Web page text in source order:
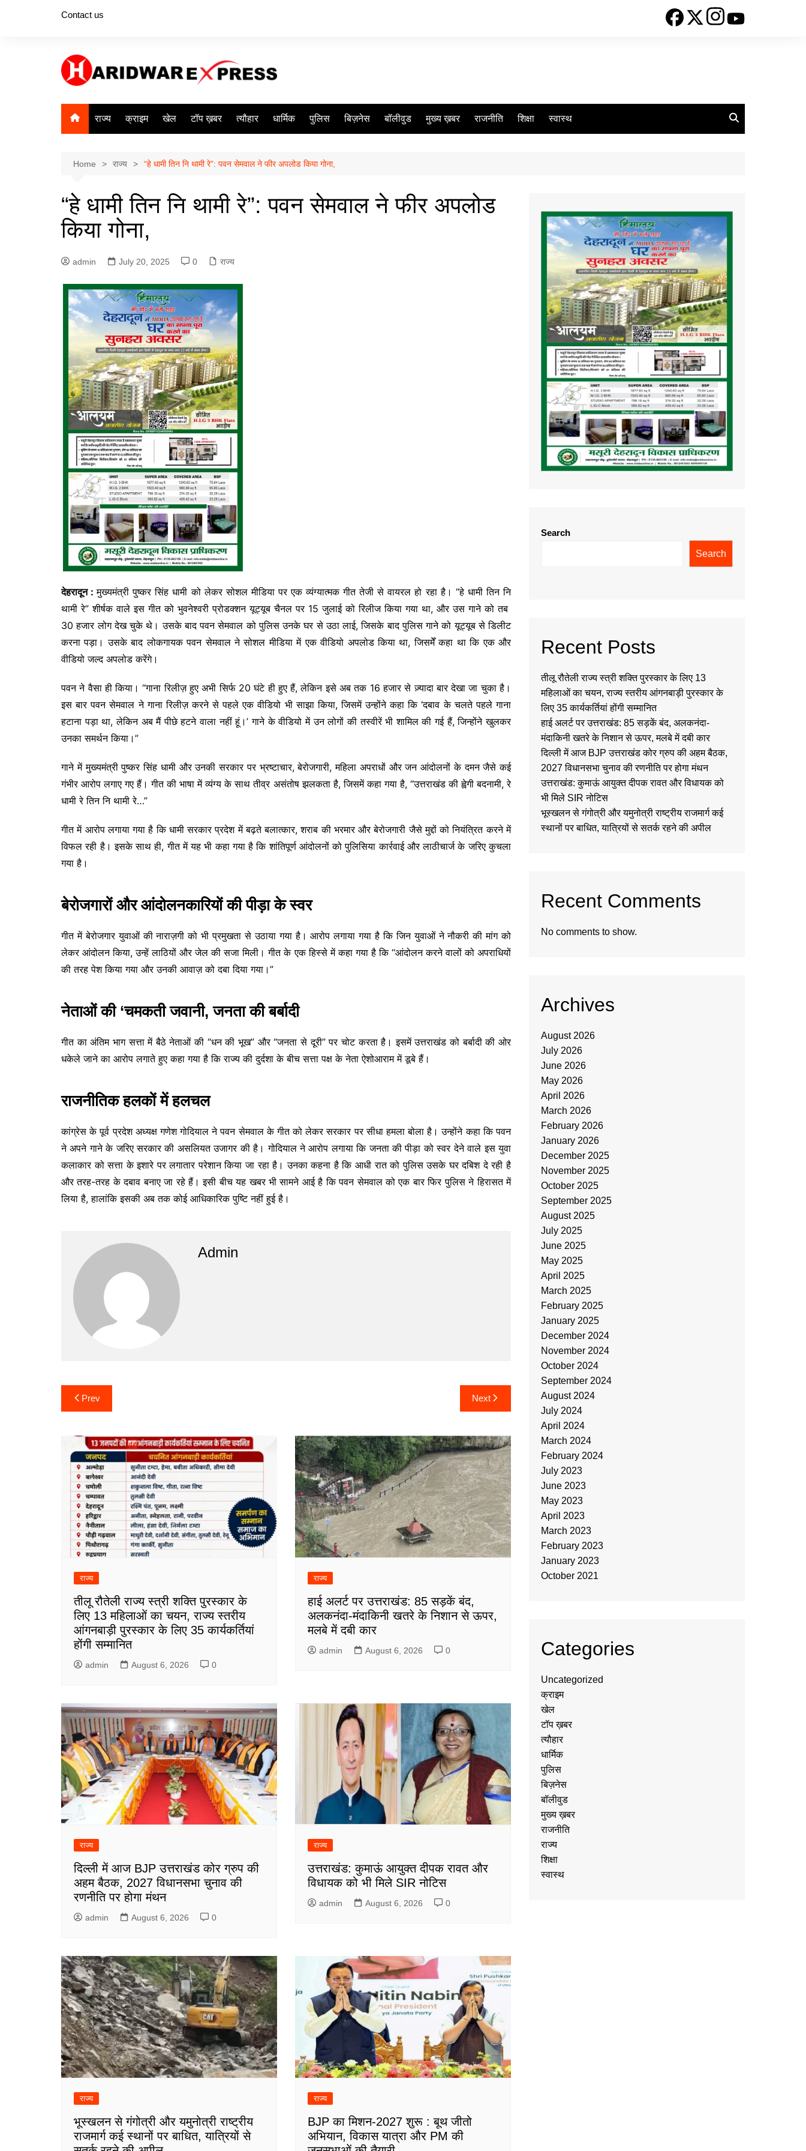
Contact us
राज्य क्राइम खेल टॉप ख़बर त्यौहार धार्मिक पुलिस बिज़नेस बॉलीवुड मुख्य ख़बर राजनीति शिक्षा स्वास्थ
Home राज्य “हे धामी तिन नि थामी रे”: पवन सेमवाल ने फीर अपलोड किया गोना,
“हे धामी तिन नि थामी रे”: पवन सेमवाल ने फीर अपलोड
किया गोना,
admin July 20, 2025 0 राज्य
देहरादून :मुख्यमंत्री पुष्कर सिंह धामी को लेकर सोशल मीडिया पर एक व्यंग्यात्मक गीत तेजी से वायरल हो रहा है। “हे धामी तिन नि
थामी रे” शीर्षक वाले इस गीत को भुवनेश्वरी प्रोडक्शन यूट्यूब चैनल पर 15 जुलाई को रिलीज किया गया था, और उस गाने को तब
30 हजार लोग देख चुके थे। उसके बाद पवन सेमवाल को पुलिस उनके घर से उठा लाई, जिसके बाद पुलिस गाने को यूट्यूब से डिलीट
करना पड़ा। उसके बाद लोकगायक पवन सेमवाल ने सोशल मीडिया में एक वीडियो अपलोड किया था, जिसमेँ कहा था कि एक और
वीडियो जल्द अपलोड करेंगे।
पवन ने वैसा ही किया। “गाना रिलीज़ हुए अभी सिर्फ 20 घंटे ही हुए हैं, लेकिन इसे अब तक 16 हजार से ज़्यादा बार देखा जा चुका है।
इस बार पवन सेमवाल ने गाना रिलीज़ करने से पहले एक वीडियो भी साझा किया, जिसमें उन्होंने कहा कि ‘दबाव के चलते पहले गाना
हटाना पड़ा था, लेकिन अब मैं पीछे हटने वाला नहीं हूं।’ गाने के वीडियो में उन लोगों की तस्वीरें भी शामिल की गई हैं, जिन्होंने खुलकर
उनका समर्थन किया।”
गाने में मुख्यमंत्री पुष्कर सिंह धामी और उनकी सरकार पर भ्रष्टाचार, बेरोजगारी, महिला अपराधों और जन आंदोलनों के दमन जैसे कई
गंभीर आरोप लगाए गए हैं। गीत की भाषा में व्यंग्य के साथ तीव्र असंतोष झलकता है, जिसमें कहा गया है, “उत्तराखंड की ह्वेगी बदनामी, रे
धामी रे तिन नि थामी रे…”
गीत में आरोप लगाया गया है कि धामी सरकार प्रदेश में बढ़ते बलात्कार, शराब की भरमार और बेरोजगारी जैसे मुद्दों को नियंत्रित करने में
विफल रही है। इसके साथ ही, गीत में यह भी कहा गया है कि शांतिपूर्ण आंदोलनों को पुलिसिया कार्रवाई और लाठीचार्ज के जरिए कुचला
गया है।
बेरोजगारों और आंदोलनकारियों की पीड़ा के स्वर
गीत में बेरोजगार युवाओं की नाराज़गी को भी प्रमुखता से उठाया गया है। आरोप लगाया गया है कि जिन युवाओं ने नौकरी की मांग को
लेकर आंदोलन किया, उन्हें लाठियों और जेल की सजा मिली। गीत के एक हिस्से में कहा गया है कि “आंदोलन करने वालों को अपराधियों
की तरह पेश किया गया और उनकी आवाज़ को दबा दिया गया।”
नेताओं की ‘चमकती जवानी, जनता की बर्बादी
गीत का अंतिम भाग सत्ता में बैठे नेताओं की “धन की भूख” और “जनता से दूरी” पर चोट करता है। इसमें उत्तराखंड को बर्बादी की ओर
धकेले जाने का आरोप लगाते हुए कहा गया है कि राज्य की दुर्दशा के बीच सत्ता पक्ष के नेता ऐशोआराम में डूबे हैं।
राजनीतिक हलकों में हलचल
कांग्रेस के पूर्व प्रदेश अध्यक्ष गणेश गोदियाल ने पवन सेमवाल के गीत को लेकर सरकार पर सीधा हमला बोला है। उन्होंने कहा कि पवन
ने अपने गाने के जरिए सरकार की असलियत उजागर की है। गोदियाल ने आरोप लगाया कि जनता की पीड़ा को स्वर देने वाले इस युवा
कलाकार को सत्ता के इशारे पर लगातार परेशान किया जा रहा है। उनका कहना है कि आधी रात को पुलिस उसके घर दबिश दे रही है
और तरह-तरह के दबाव बनाए जा रहे हैं। इसी बीच यह खबर भी सामने आई है कि पवन सेमवाल को एक बार फिर पुलिस ने हिरासत में
लिया है, हालांकि इसकी अब तक कोई आधिकारिक पुष्टि नहीं हुई है।
Admin
Post
navigation
Prev Next
राज्य
तीलू रौतेली राज्य स्त्री शक्ति पुरस्कार के
लिए 13 महिलाओं का चयन, राज्य स्तरीय
आंगनबाड़ी पुरस्कार के लिए 35 कार्यकर्तियां
होंगी सम्मानित
admin August 6, 2026 0
राज्य
हाई अलर्ट पर उत्तराखंड: 85 सड़कें बंद,
अलकनंदा-मंदाकिनी खतरे के निशान से ऊपर,
मलबे में दबी कार
admin August 6, 2026 0
राज्य
दिल्ली में आज BJP उत्तराखंड कोर ग्रुप की
अहम बैठक, 2027 विधानसभा चुनाव की
रणनीति पर होगा मंथन
admin August 6, 2026 0
राज्य
उत्तराखंड: कुमाऊं आयुक्त दीपक रावत और
विधायक को भी मिले SIR नोटिस
admin August 6, 2026 0
राज्य
भूस्खलन से गंगोत्री और यमुनोत्री राष्ट्रीय
राजमार्ग कई स्थानों पर बाधित, यात्रियों से
राज्य
BJP का मिशन-2027 शुरू : बूथ जीतो
अभियान, विकास यात्रा और PM की
Search
Search
Recent Posts
तीलू रौतेली राज्य स्त्री शक्ति पुरस्कार के लिए 13
महिलाओं का चयन, राज्य स्तरीय आंगनबाड़ी पुरस्कार के
लिए 35 कार्यकर्तियां होंगी सम्मानित
हाई अलर्ट पर उत्तराखंड: 85 सड़कें बंद, अलकनंदा-
मंदाकिनी खतरे के निशान से ऊपर, मलबे में दबी कार
दिल्ली में आज BJP उत्तराखंड कोर ग्रुप की अहम बैठक,
2027 विधानसभा चुनाव की रणनीति पर होगा मंथन
उत्तराखंड: कुमाऊं आयुक्त दीपक रावत और विधायक को
भी मिले SIR नोटिस
भूस्खलन से गंगोत्री और यमुनोत्री राष्ट्रीय राजमार्ग कई
स्थानों पर बाधित, यात्रियों से सतर्क रहने की अपील
Recent Comments
No comments to show.
Archives
August 2026
July 2026
June 2026
May 2026
April 2026
March 2026
February 2026
January 2026
December 2025
November 2025
October 2025
September 2025
August 2025
July 2025
June 2025
May 2025
April 2025
March 2025
February 2025
January 2025
December 2024
November 2024
October 2024
September 2024
August 2024
July 2024
April 2024
March 2024
February 2024
July 2023
June 2023
May 2023
April 2023
March 2023
February 2023
January 2023
October 2021
Categories
Uncategorized
क्राइम
खेल
टॉप ख़बर
त्यौहार
धार्मिक
पुलिस
बिज़नेस
बॉलीवुड
मुख्य ख़बर
राजनीति
राज्य
शिक्षा
स्वास्थ